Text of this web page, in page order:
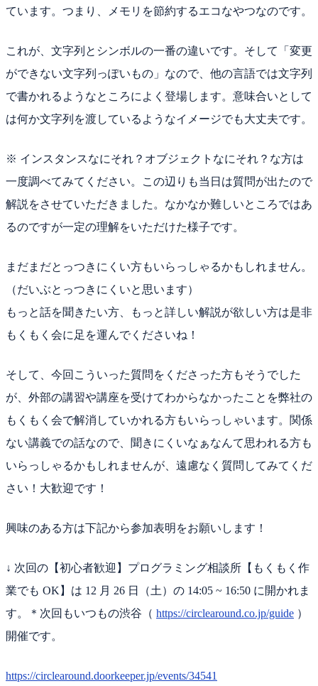
ています。つまり、メモリを節約するエコなやつなのです。
これが、文字列とシンボルの一番の違いです。そして「変更
ができない文字列っぽいもの」なので、他の言語では文字列
で書かれるようなところによく登場します。意味合いとして
は何か文字列を渡しているようなイメージでも大丈夫です。
※ インスタンスなにそれ？オブジェクトなにそれ？な方は
一度調べてみてください。この辺りも当日は質問が出たので
解説をさせていただきました。なかなか難しいところではあ
るのですが一定の理解をいただけた様子です。
まだまだとっつきにくい方もいらっしゃるかもしれません。
（だいぶとっつきにくいと思います）
もっと話を聞きたい方、もっと詳しい解説が欲しい方は是非
もくもく会に足を運んでくださいね！
そして、今回こういった質問をくださった方もそうでした
が、外部の講習や講座を受けてわからなかったことを弊社の
もくもく会で解消していかれる方もいらっしゃいます。関係
ない講義での話なので、聞きにくいなぁなんて思われる方も
いらっしゃるかもしれませんが、遠慮なく質問してみてくだ
さい！大歓迎です！
興味のある方は下記から参加表明をお願いします！
↓ 次回の【初心者歓迎】プログラミング相談所【もくもく作
業でも OK】は 12 月 26 日（土）の 14:05 ~ 16:50 に開かれま
す。＊次回もいつもの渋谷（ https://circlearound.co.jp/guide ）
開催です。
https://circlearound.doorkeeper.jp/events/34541